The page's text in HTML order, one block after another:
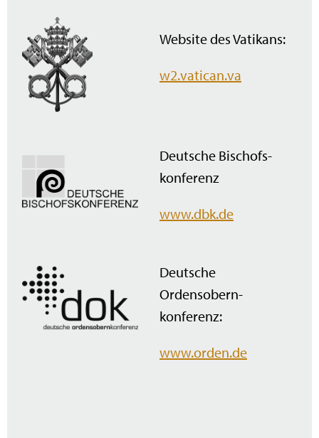
Website des Vatikans:
w2.vatican.va
Deutsche Bischofs­
konferenz
www.dbk.de
Deutsche
Ordensobern­
konferenz:
www.orden.de